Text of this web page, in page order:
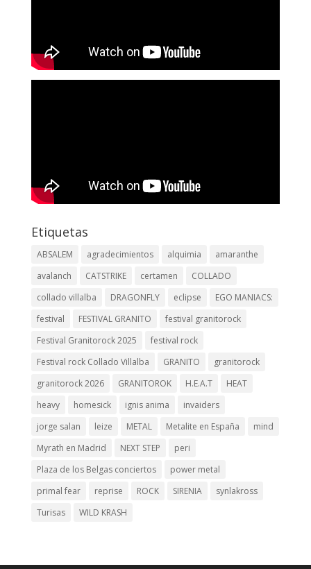
Etiquetas
ABSALEM agradecimientos alquimia
amaranthe
avalanch
CATSTRIKE certamen
COLLADO
collado villalba
DRAGONFLY eclipse
EGO MANIACS:
festival
FESTIVAL GRANITO
festival granitorock
Festival Granitorock 2025
festival rock
Festival rock Collado Villalba
GRANITO
granitorock
granitorock 2026
GRANITOROK H.E.A.T
HEAT
heavy
homesick ignis anima
invaiders
jorge salan
leize METAL Metalite en España
mind
Myrath en Madrid
NEXT STEP
peri
Plaza de los Belgas conciertos
power metal
primal fear
reprise ROCK SIRENIA
synlakross
Turisas
WILD KRASH